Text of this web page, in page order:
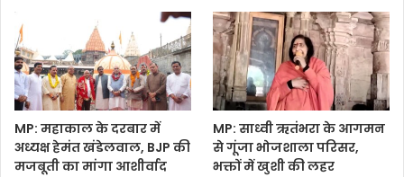
MP: महाकाल के दरबार में
अध्यक्ष हेमंत खंडेलवाल, BJP की
मजबूती का मांगा आशीर्वाद
MP: साध्वी ऋतंभरा के आगमन
से गूंजा भोजशाला परिसर,
भक्तों में खुशी की लहर